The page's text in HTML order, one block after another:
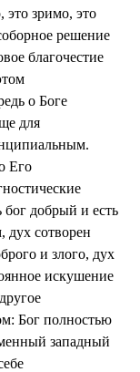
зримо, это
решение
благочестие
о Боге
для
Его
бог добрый и есть
дух сотворен
и злого, дух
искушение
Бог полностью
западный